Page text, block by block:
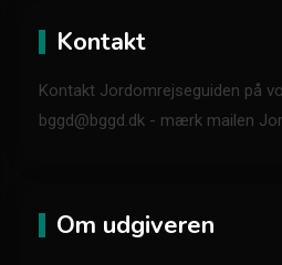
Kontakt
Kontakt Jordomrejseguiden på
bggd@bggd.dk - mærk mailen
Om udgiveren